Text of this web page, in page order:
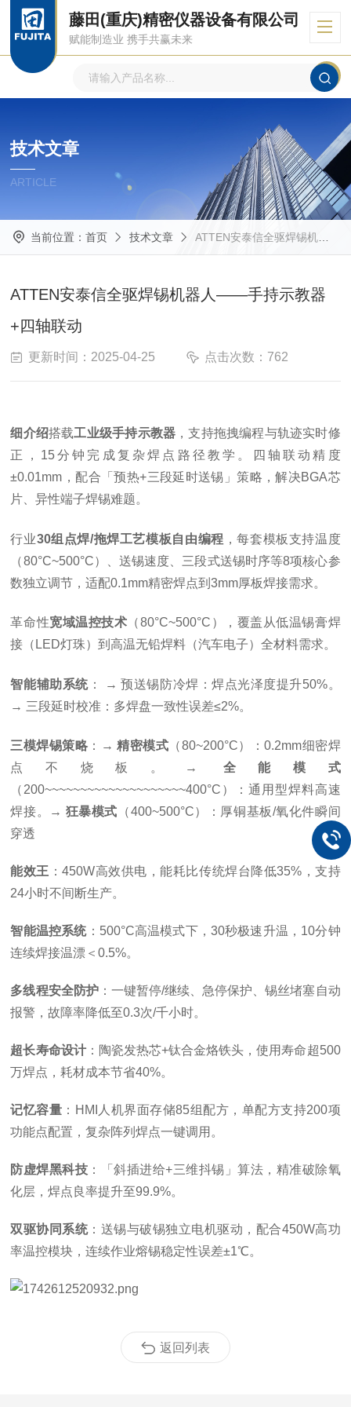
藤田(重庆)精密仪器设备有限公司
赋能制造业 携手共赢未来
技术文章
ARTICLE
当前位置： 首页 技术文章 ATTEN安泰信全驱焊锡机器人——手持示教器+四轴联动
ATTEN安泰信全驱焊锡机器人——手持示教器
+四轴联动
更新时间：2025-04-25 点击次数：762
细介绍搭载工业级手持示教器 ，支持拖拽编程与轨迹实时修
正，15分钟完成复杂焊点路径教学。四轴联动精度
±0.01mm，配合「预热+三段延时送锡」策略，解决BGA芯
片、异性端子焊锡难题。
行业30组点焊/拖焊工艺模板自由编程 ，每套模板支持温度
（80°C~500°C）、送锡速度、三段式送锡时序等8项核心参
数独立调节，适配0.1mm精密焊点到3mm厚板焊接需求。
革命性宽域温控技术 （80°C~500°C），覆盖从低温锡膏焊
接（LED灯珠）到高温无铅焊料（汽车电子）全材料需求。
智能辅助系统： → 预送锡防冷焊：焊点光泽度提升50%。
→ 三段延时校准：多焊盘一致性误差≤2%。
三模焊锡策略 ：→精密模式 （80~200°C）：0.2mm细密焊
点不烧板。→ 全能模式
（200~~~~~~~~~~~~~~~~~~~~400°C）：通用型焊料高速
焊接。→ 狂暴模式 （400~500°C）：厚铜基板/氧化件瞬间
穿透
能效王 ：450W高效供电，能耗比传统焊台降低35%，支持
24小时不间断生产。
智能温控系统：500°C高温模式下，30秒极速升温，10分钟
连续焊接温漂＜0.5%。
多线程安全防护：一键暂停/继续、急停保护、锡丝堵塞自动
报警，故障率降低至0.3次/千小时。
超长寿命设计：陶瓷发热芯+钛合金烙铁头，使用寿命超500
万焊点，耗材成本节省40%。
记忆容量 ：HMI人机界面存储85组配方，单配方支持200项
功能点配置，复杂阵列焊点一键调用。
防虚焊黑科技 ：「斜插进给+三维抖锡」算法，精准破除氧
化层，焊点良率提升至99.9%。
双驱协同系统：送锡与破锡独立电机驱动，配合450W高功
率温控模块，连续作业熔锡稳定性误差±1℃。
返回列表